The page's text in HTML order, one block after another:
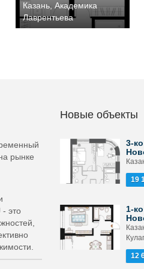
Казань, Академика
Лаврентьева
рынке
- это
Новые объекты
3-
19
1-
12